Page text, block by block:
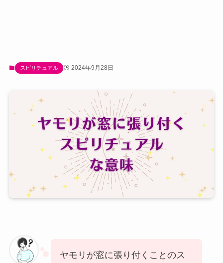
スピリチュアル 2024年9月28日
ヤモリが窓に張り付くことのス